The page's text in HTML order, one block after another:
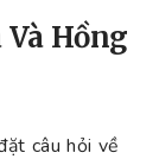
Và Hồng
câu hỏi về